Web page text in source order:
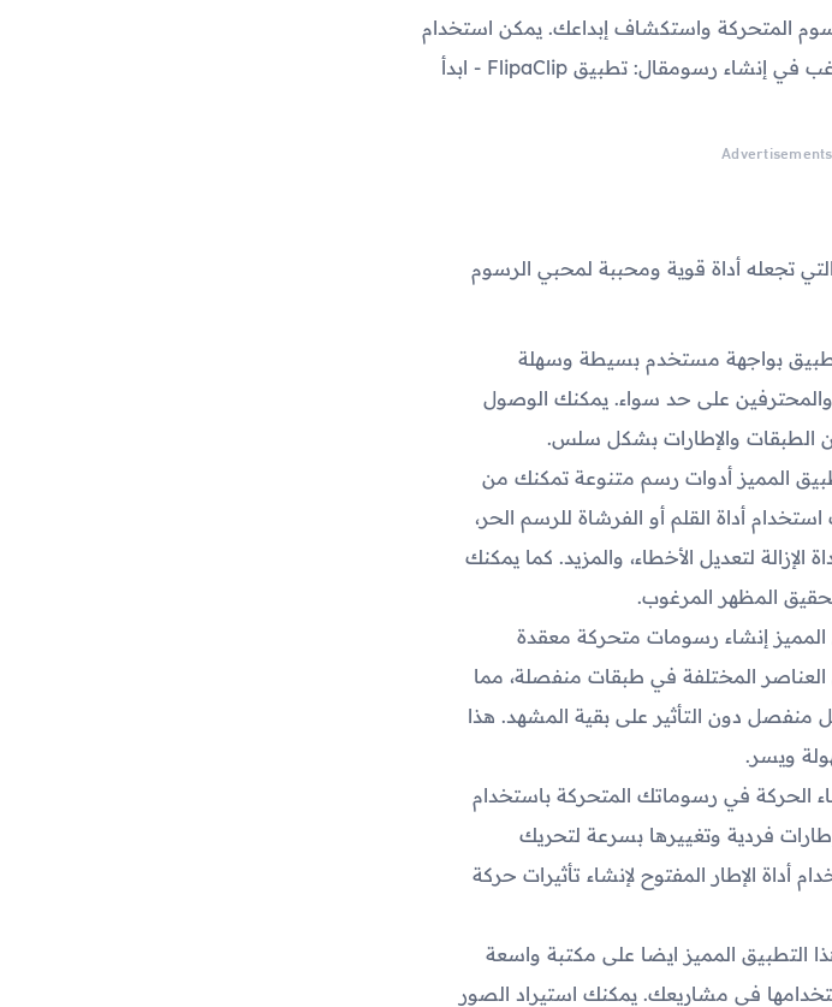
المتحركة واستكشاف إبداعك. يمكن استخدام
التطبيق في العديد من الأغراض، سواء كنت ترغب في إنشاء رسومقال: تطبيق FlipaClip - ابدأ
تجعله أداة قوية ومحببة لمحبي الرسوم
بواجهة مستخدم بسيطة وسهلة
والمحترفين على حد سواء. يمكنك الوصول
الطبقات والإطارات بشكل سلس.
المميز أدوات رسم متنوعة تمكنك من
أداة القلم أو الفرشاة للرسم الحر،
الإزالة لتعديل الأخطاء، والمزيد. كما يمكنك
المظهر المرغوب.
إنشاء رسومات متحركة معقدة
المختلفة في طبقات منفصلة، مما
منفصل دون التأثير على بقية المشهد. هذا
ويسر.
الحركة في رسوماتك المتحركة باستخدام
فردية وتغييرها بسرعة لتحريك
أداة الإطار المفتوح لإنشاء تأثيرات حركة
التطبيق المميز ايضا على مكتبة واسعة
في مشاريعك. يمكنك استيراد الصور